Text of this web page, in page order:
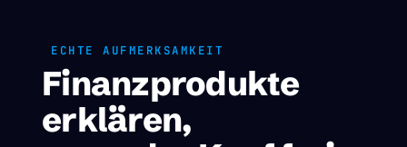
ECHTE AUFMERKSAMKEIT
Finanzprodukte
erklären,